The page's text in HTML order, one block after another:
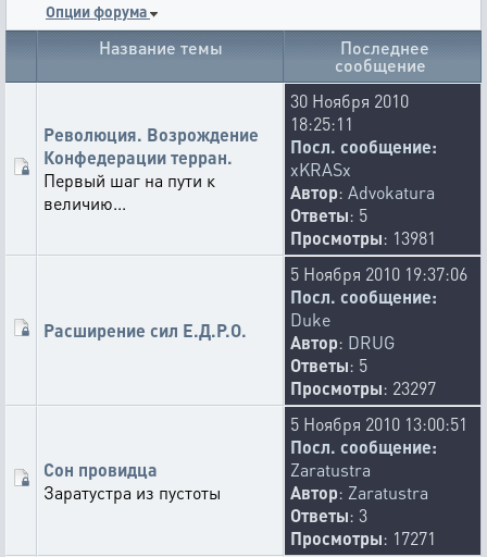
Опции форума
Название темы Последнее
сообщение
Революция. Возрождение
Конфедерации терран.
Первый шаг на пути к
величию...
30 Ноября 2010
18:25:11
Посл. сообщение:
xKRASx
Автор: Advokatura
Ответы: 5
Просмотры: 13981
Расширение сил Е.Д.Р.О.
5 Ноября 2010 19:37:06
Посл. сообщение:
Duke
Автор: DRUG
Ответы: 5
Просмотры: 23297
Сон провидца
Заратустра из пустоты
5 Ноября 2010 13:00:51
Посл. сообщение:
Zaratustra
Автор: Zaratustra
Ответы: 3
Просмотры: 17271